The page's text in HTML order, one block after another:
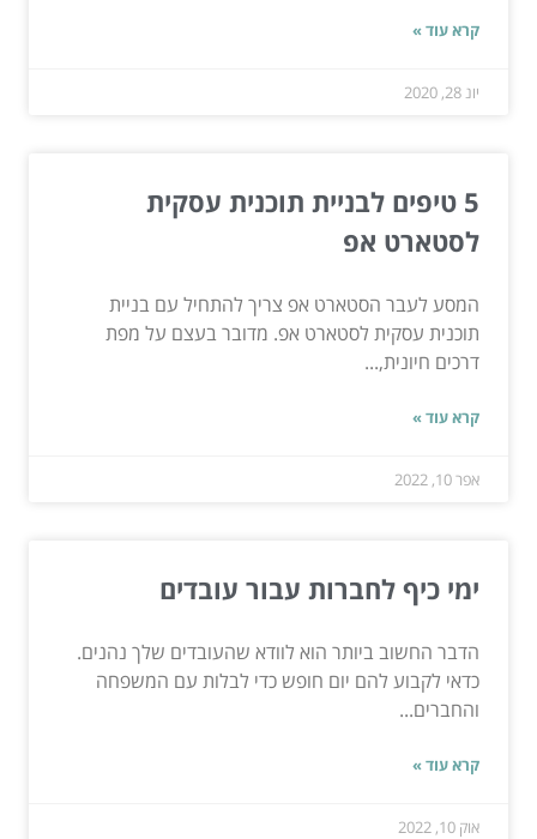
קרא עוד »
יונ 28, 2020
5 טיפים לבניית תוכנית עסקית
לסטארט אפ
המסע לעבר הסטארט אפ צריך להתחיל עם בניית
תוכנית עסקית לסטארט אפ. מדובר בעצם על מפת
דרכים חיונית,...
קרא עוד »
אפר 10, 2022
ימי כיף לחברות עבור עובדים
הדבר החשוב ביותר הוא לוודא שהעובדים שלך נהנים.
כדאי לקבוע להם יום חופש כדי לבלות עם המשפחה
והחברים...
קרא עוד »
אוק 10, 2022